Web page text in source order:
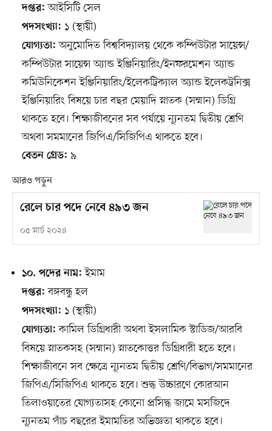
দপ্তর: আইসিটি সেল
পদসংখ্যা: ১ (স্থায়ী)
যোগ্যতা: অনুমোদিত বিশ্ববিদ্যালয় থেকে কম্পিউটার সায়েন্স/
কম্পিউটার সায়েন্স অ্যান্ড ইঞ্জিনিয়ারিং/ইনফরমেশন অ্যান্ড
কমিউনিকেশন ইঞ্জিনিয়ারিং/ইলেকট্রিক্যাল অ্যান্ড ইলেকট্রনিক্স
ইঞ্জিনিয়ারিং বিষয়ে চার বছর মেয়াদি স্নাতক (সম্মান) ডিগ্রি
থাকতে হবে। শিক্ষাজীবনের সব পর্যায়ে ন্যূনতম দ্বিতীয় শ্রেণি
অথবা সমমানের জিপিএ/সিজিপিএ থাকতে হবে।
বেতন গ্রেড: ৯
আরও পড়ুন
রেলে চার পদে নেবে ৪৯৩ জন
০৫ মার্চ ২০২৪
১০. পদের নাম: ইমাম
দপ্তর: বঙ্গবন্ধু হল
পদসংখ্যা: ১ (স্থায়ী)
যোগ্যতা: কামিল ডিগ্রিধারী অথবা ইসলামিক স্টাডিজ/আরবি
বিষয়ে স্নাতকসহ (সম্মান) স্নাতকোত্তর ডিগ্রিধারী হতে হবে।
শিক্ষাজীবনে সব ক্ষেত্রে ন্যূনতম দ্বিতীয় শ্রেণি/বিভাগ/সমমানের
জিপিএ/সিজিপিএ থাকতে হবে। শুদ্ধ উচ্চারণে কোরআন
তিলাওয়াতের যোগ্যতাসহ কোনো প্রসিদ্ধ জামে মসজিদে
ন্যূনতম পাঁচ বছরের ইমামতির অভিজ্ঞতা থাকতে হবে।